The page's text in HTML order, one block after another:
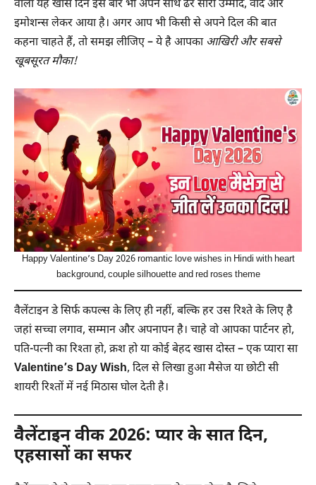
वाला यह खास दिन इस बार भी अपने साथ ढेर सारी उम्मीदें, वादे और
इमोशन्स लेकर आया है। अगर आप भी किसी से अपने दिल की बात
कहना चाहते हैं, तो समझ लीजिए – ये है आपका आखिरी और सबसे
खूबसूरत मौका!
Happy Valentine’s Day 2026 romantic love wishes in Hindi with heart
background, couple silhouette and red roses theme
वैलेंटाइन डे सिर्फ कपल्स के लिए ही नहीं, बल्कि हर उस रिश्ते के लिए है
जहां सच्चा लगाव, सम्मान और अपनापन है। चाहे वो आपका पार्टनर हो,
पति-पत्नी का रिश्ता हो, क्रश हो या कोई बेहद खास दोस्त – एक प्यारा सा
Valentine’s Day Wish, दिल से लिखा हुआ मैसेज या छोटी सी
शायरी रिश्तों में नई मिठास घोल देती है।
वैलेंटाइन वीक 2026: प्यार के सात दिन,
एहसासों का सफर